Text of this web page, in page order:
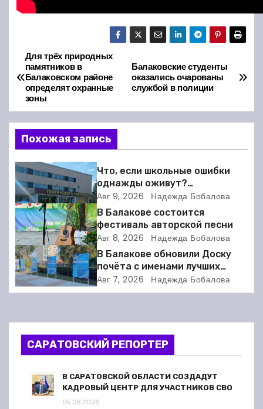
Н
а
в
и
г
а
ц
и
я
п
з
а
Балаковские студенты
оказались очарованы
службой в полиции
Для трёх природных
памятников в
Балаковском районе
определят охранные
зоны
Похожая запись
Что, если школьные ошибки
однажды оживут?
Балаковский ТЮЗ готовит
премьеру
Авг 9, 2026 Надежда Бобалова
В Балакове состоится
фестиваль авторской песни
Авг 8, 2026 Надежда Бобалова
В Балакове обновили Доску
почёта с именами лучших
спортсменов. Фото
Авг 7, 2026 Надежда Бобалова
САРАТОВСКИЙ РЕПОРТЕР
В САРАТОВСКОЙ ОБЛАСТИ СОЗДАДУТ
КАДРОВЫЙ ЦЕНТР ДЛЯ УЧАСТНИКОВ СВО
05.08.2026